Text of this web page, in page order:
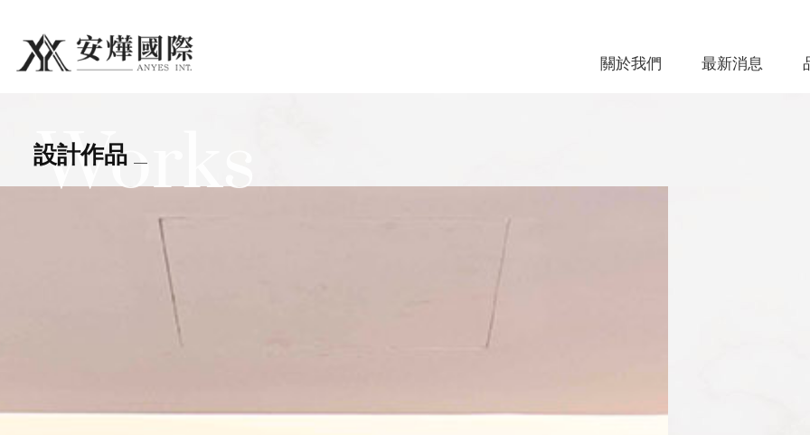
關於我們 最新消息
Works
設計作品